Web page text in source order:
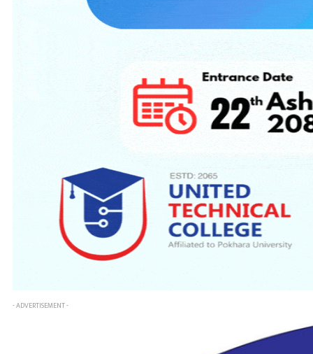
- ADVERTISEMENT -